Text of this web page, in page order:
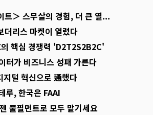
트＞ 스무살의 경험, 더 큰 열...
더리스 마켓이 열렸다
핵심 경쟁력 'D2T2S2B2C'
터가 비즈니스 성패 가른다
지털 혁신으로 通했다
루, 한국은 FAAI
풀필먼트로 모두 맡기세요